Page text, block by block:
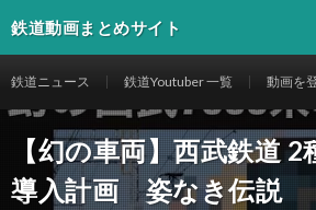
鉄道動画まとめサイト
鉄道ニュース 鉄道Youtuber 一覧 動画を
【幻の車両】西武鉄道
導入計画 姿なき伝説